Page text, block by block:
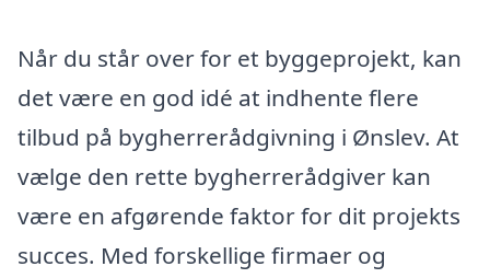
Når du står over for et byggeprojekt, kan
det være en god idé at indhente flere
tilbud på bygherrerådgivning i Ønslev. At
vælge den rette bygherrerådgiver kan
være en afgørende faktor for dit projekts
succes. Med forskellige firmaer og